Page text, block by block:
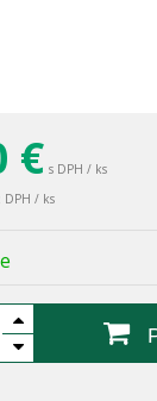
€ s DPH / ks
DPH / ks